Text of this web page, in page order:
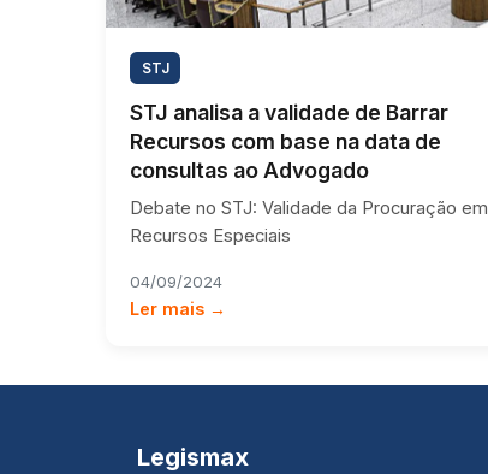
STJ
STJ analisa a validade de Barrar
Recursos com base na data de
consultas ao Advogado
Debate no STJ: Validade da Procuração em
Recursos Especiais
04/09/2024
Ler mais →
Legismax